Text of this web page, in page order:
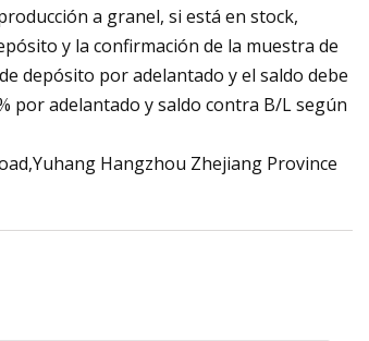
a granel, si está en stock,
y la confirmación de la muestra de
depósito por adelantado y el saldo debe
por adelantado y saldo contra B/L según
Hangzhou Zhejiang Province